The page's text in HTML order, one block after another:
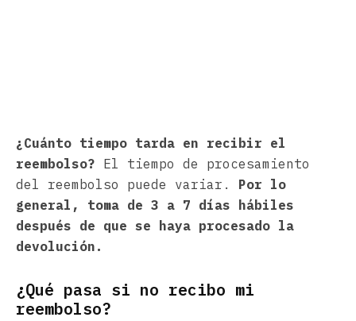
¿Cuánto tiempo tarda en recibir el
reembolso? El tiempo de procesamiento
del reembolso puede variar. Por lo
general, toma de 3 a 7 días hábiles
después de que se haya procesado la
devolución.
¿Qué pasa si no recibo mi
reembolso?